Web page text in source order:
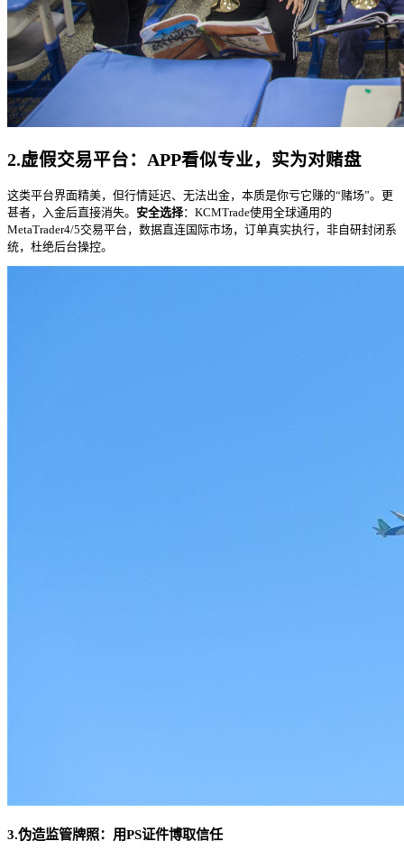
2.虚假交易平台：APP看似专业，实为对赌盘
这类平台界面精美，但行情延迟、无法出金，本质是你亏它赚的“赌场”。更
甚者，入金后直接消失。 安全选择：KCMTrade使用全球通用的
MetaTrader4/5交易平台，数据直连国际市场，订单真实执行，非自研封闭系
统，杜绝后台操控。
3.伪造监管牌照：用PS证件博取信任